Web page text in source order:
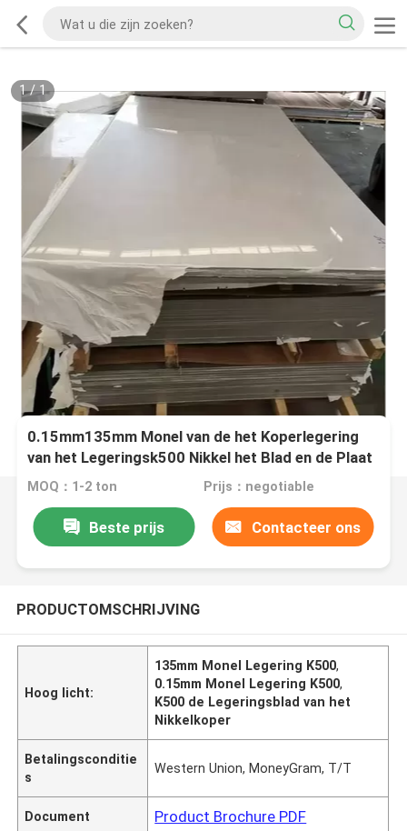
1/1
0.15mm135mm Monel van de het Koperlegering
van het Legeringsk500 Nikkel het Blad en de Plaat
MOQ：1-2 ton Prijs：negotiable
Beste prijs Contacteer ons
PRODUCTOMSCHRIJVING
Hoog licht:
135mm Monel Legering K500,
0.15mm Monel Legering K500,
K500 de Legeringsblad van het
Nikkelkoper
Betalingsconditie
s
Western Union, MoneyGram, T/T
Document Product Brochure PDF